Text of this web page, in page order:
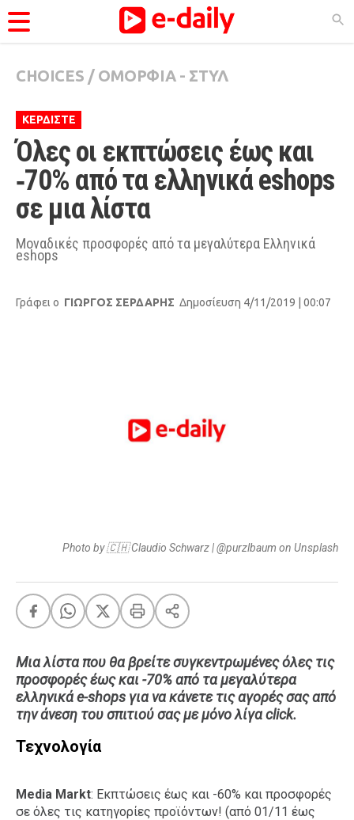
ΚΑΤΗΓΟΡΊΕΣ
Ειδήσεις
Θέματα
Videos
Podcasts
Life
City Guide
LIFE
Food
Body+Mind
Σπίτι
CHOICES / ΟΜΟΡΦΙΑ - ΣΤΥΛ
ΚΕΡΔΙΣΤΕ
Όλες οι εκπτώσεις έως και
‑70% από τα ελληνικά eshops
σε μια λίστα
Μοναδικές προσφορές από τα μεγαλύτερα Ελληνικά
eshops
Γράφει ο ΓΙΩΡΓΟΣ ΣΕΡΔΑΡΗΣ Δημοσίευση 4/11/2019 | 00:07
Photo by 🇨🇭 Claudio Schwarz | @purzlbaum on Unsplash
Μια λίστα που θα βρείτε συγκεντρωμένες όλες τις
προσφορές έως και -70% από τα μεγαλύτερα
ελληνικά e-shops για να κάνετε τις αγορές σας από
την άνεση του σπιτιού σας με μόνο λίγα click.
Τεχνολογία
Media Markt: Εκπτώσεις έως και -60% και προσφορές
σε όλες τις κατηγορίες προϊόντων! (από 01/11 έως